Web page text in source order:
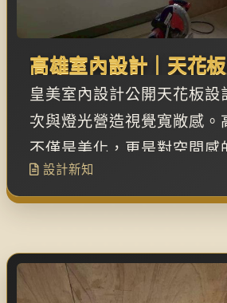
高雄室內設計｜天花
打造開闊且具深度感
皇美室內設計公開天花板設
次與燈光營造視覺寬敞感。
不僅是美化，更是對空間感
設計新知